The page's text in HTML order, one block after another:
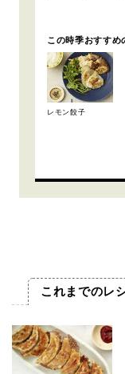
この時季おすすめ
レモン餃子
これまでのレ